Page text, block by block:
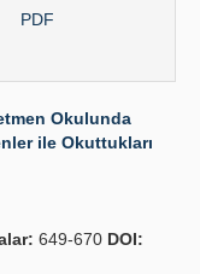
PDF
Okulunda
ile Okuttukları
649-670 DOI: